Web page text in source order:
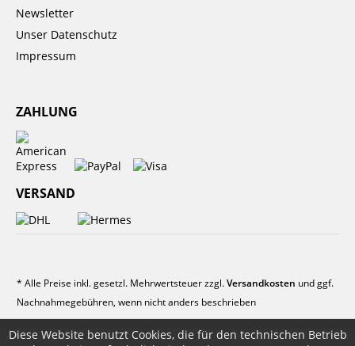
Newsletter
Unser Datenschutz
Impressum
ZAHLUNG
VERSAND
* Alle Preise inkl. gesetzl. Mehrwertsteuer zzgl.Versandkosten und ggf.
Nachnahmegebühren, wenn nicht anders beschrieben
Diese Website benutzt Cookies, die für den technischen Betrieb